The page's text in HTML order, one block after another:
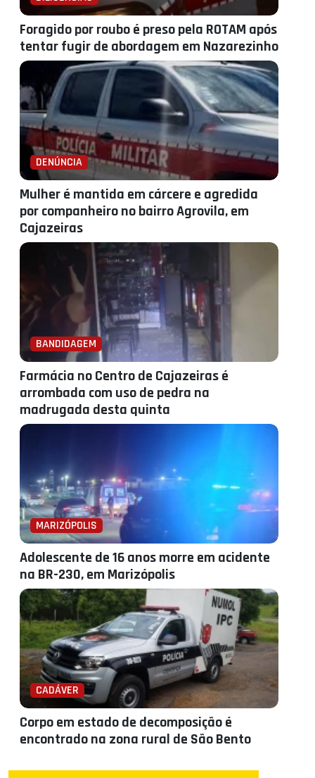
Foragido por roubo é preso pela ROTAM após
tentar fugir de abordagem em Nazarezinho
DENÚNCIA
Mulher é mantida em cárcere e agredida
por companheiro no bairro Agrovila, em
Cajazeiras
BANDIDAGEM
Farmácia no Centro de Cajazeiras é
arrombada com uso de pedra na
madrugada desta quinta
MARIZÓPOLIS
Adolescente de 16 anos morre em acidente
na BR-230, em Marizópolis
CADÁVER
Corpo em estado de decomposição é
encontrado na zona rural de São Bento